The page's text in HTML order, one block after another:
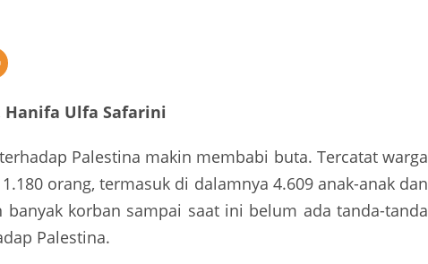
Hanifa Ulfa Safarini
Palestina makin membabi buta. Tercatat warga
orang, termasuk di dalamnya 4.609 anak-anak dan
korban sampai saat ini belum ada tanda-tanda
Palestina.